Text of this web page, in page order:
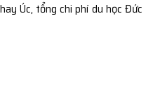
Úc, tổng chi phí du học Đức